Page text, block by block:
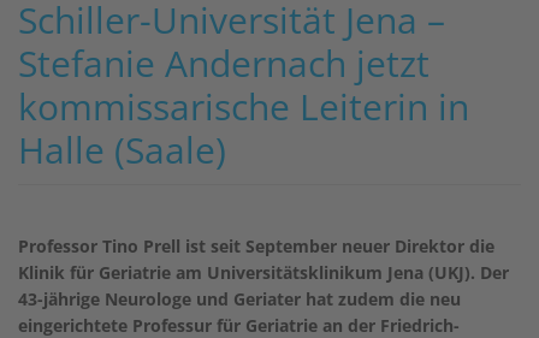
Schiller-Universität Jena –
Stefanie Andernach jetzt
kommissarische Leiterin in
Halle (Saale)
Professor Tino Prell ist seit September neuer Direktor die
Klinik für Geriatrie am Universitätsklinikum Jena (UKJ). Der
43-jährige Neurologe und Geriater hat zudem die neu
eingerichtete Professur für Geriatrie an der Friedrich-